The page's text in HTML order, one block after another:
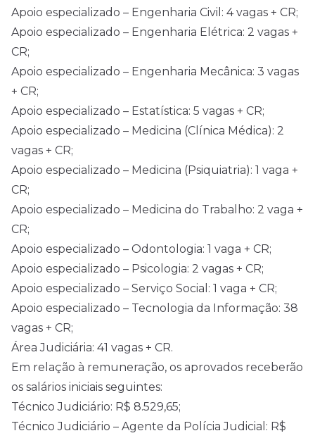
Apoio especializado – Engenharia Civil: 4 vagas + CR;
Apoio especializado – Engenharia Elétrica: 2 vagas +
CR;
Apoio especializado – Engenharia Mecânica: 3 vagas
+ CR;
Apoio especializado – Estatística: 5 vagas + CR;
Apoio especializado – Medicina (Clínica Médica): 2
vagas + CR;
Apoio especializado – Medicina (Psiquiatria): 1 vaga +
CR;
Apoio especializado – Medicina do Trabalho: 2 vaga +
CR;
Apoio especializado – Odontologia: 1 vaga + CR;
Apoio especializado – Psicologia: 2 vagas + CR;
Apoio especializado – Serviço Social: 1 vaga + CR;
Apoio especializado – Tecnologia da Informação: 38
vagas + CR;
Área Judiciária: 41 vagas + CR.
Em relação à remuneração, os aprovados receberão
os salários iniciais seguintes:
Técnico Judiciário: R$ 8.529,65;
Técnico Judiciário – Agente da Polícia Judicial: R$